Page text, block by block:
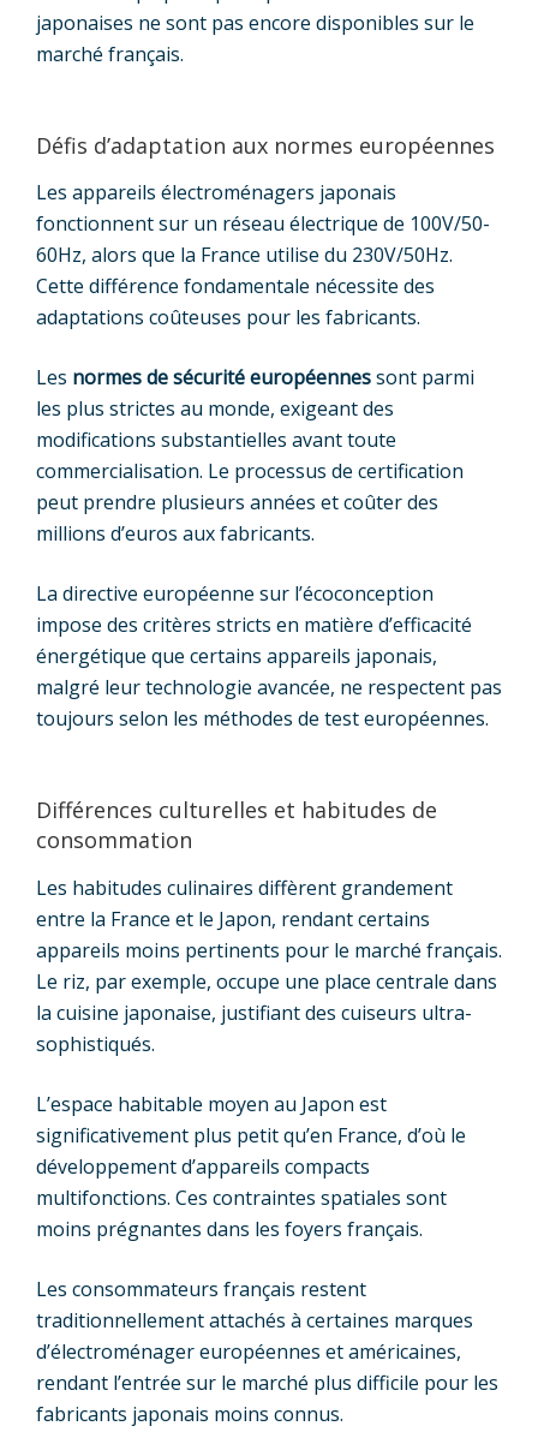
japonaises ne sont pas encore disponibles sur le
marché français.
Défis d’adaptation aux normes européennes
Les appareils électroménagers japonais
fonctionnent sur un réseau électrique de 100V/50-
60Hz, alors que la France utilise du 230V/50Hz.
Cette différence fondamentale nécessite des
adaptations coûteuses pour les fabricants.
Les normes de sécurité européennessont parmi
les plus strictes au monde, exigeant des
modifications substantielles avant toute
commercialisation. Le processus de certification
peut prendre plusieurs années et coûter des
millions d’euros aux fabricants.
La directive européenne sur l’écoconception
impose des critères stricts en matière d’efficacité
énergétique que certains appareils japonais,
malgré leur technologie avancée, ne respectent pas
toujours selon les méthodes de test européennes.
Différences culturelles et habitudes de
consommation
Les habitudes culinaires diffèrent grandement
entre la France et le Japon, rendant certains
appareils moins pertinents pour le marché français.
Le riz, par exemple, occupe une place centrale dans
la cuisine japonaise, justifiant des cuiseurs ultra-
sophistiqués.
L’espace habitable moyen au Japon est
significativement plus petit qu’en France, d’où le
développement d’appareils compacts
multifonctions. Ces contraintes spatiales sont
moins prégnantes dans les foyers français.
Les consommateurs français restent
traditionnellement attachés à certaines marques
d’électroménager européennes et américaines,
rendant l’entrée sur le marché plus difficile pour les
fabricants japonais moins connus.